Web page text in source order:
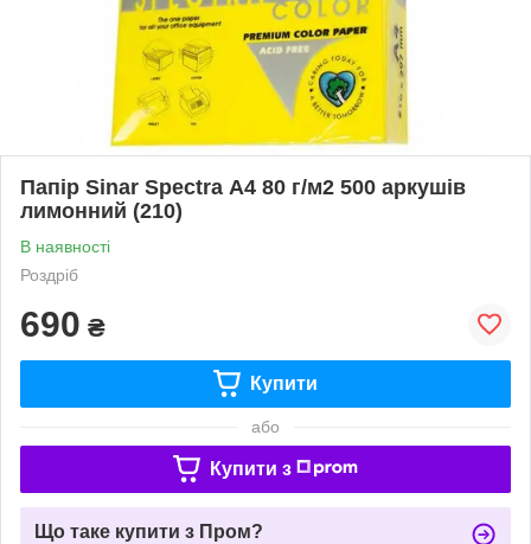
Папір Sinar Spectra А4 80 г/м2 500 аркушів
лимонний (210)
В наявності
Роздріб
690 ₴
Купити
або
Купити з
Що таке купити з Пром?